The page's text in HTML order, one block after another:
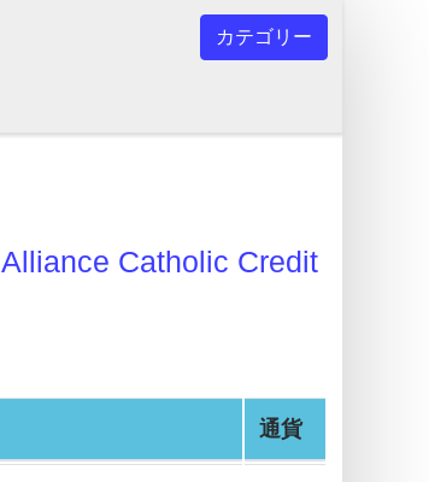
カテゴリー
Alliance Catholic Credit
通貨